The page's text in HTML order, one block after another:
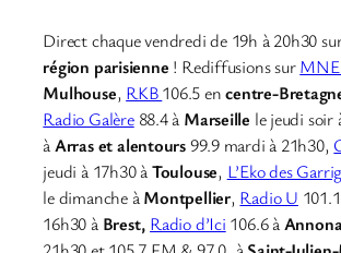
Direct chaque vendredi de 19h à 20h30
région parisienne ! Rediffusions surMNE
Mulhouse, RKB106.5 encentre-
Radio Galère88.4 à Marseille le jeudi soir
àArras et alentours99.9 mardi à 21h30,
jeudi à 17h30 àToulouse, L’Eko des
le dimanche àMontpellier, Radio U
16h30 à Brest, Radio d’Ici 106.6 à